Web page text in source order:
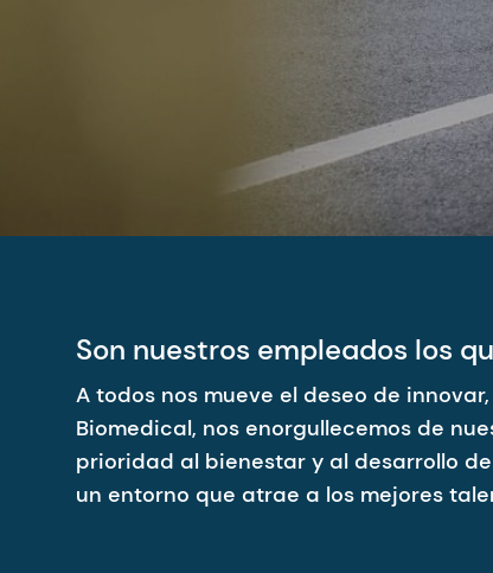
Son nuestros empleados los
A todos nos mueve el deseo de
Biomedical, nos enorgullecemos de
prioridad al bienestar y al desarrollo
un entorno que atrae a los mejores